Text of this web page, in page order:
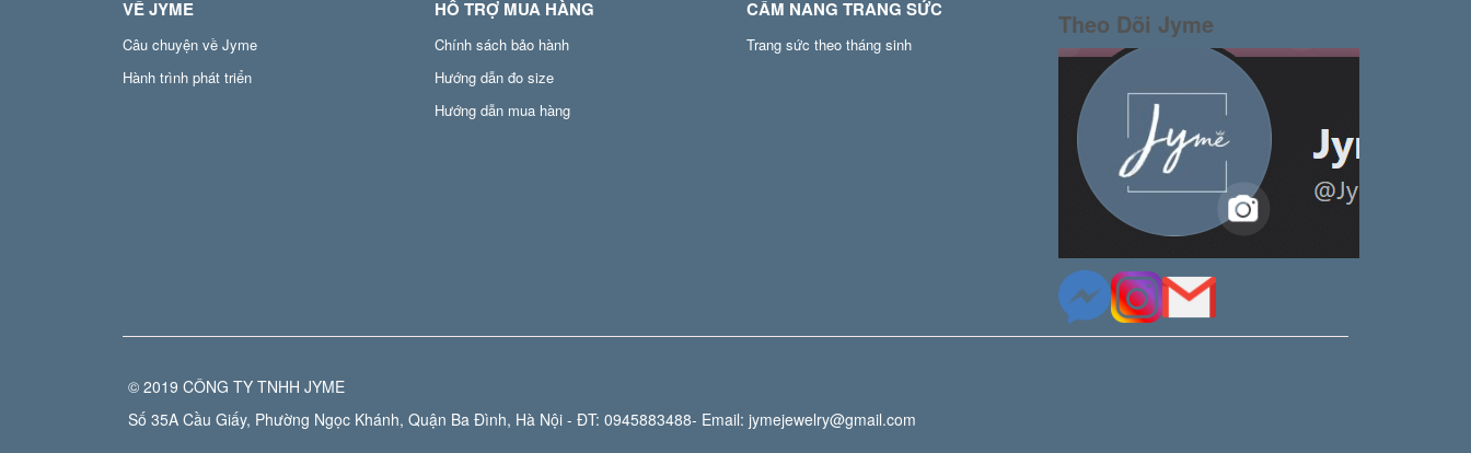
VỀ JYME
Câu chuyện về Jyme
Hành trình phát triển
HỖ TRỢ MUA HÀNG
Chính sách bảo hành
Hướng dẫn đo size
Hướng dẫn mua hàng
CẨM NANG TRANG SỨC
Trang sức theo tháng sinh
Theo Dõi Jyme
© 2019 CÔNG TY TNHH JYME
Số 35A Cầu Giấy, Phường Ngọc Khánh, Quận Ba Đình, Hà Nội - ĐT: 0945883488- Email: jymejewelry@gmail.com